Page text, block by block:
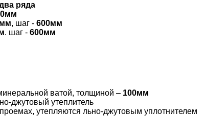
ряда
, шаг - 600мм
. шаг - 600мм
ватой, толщиной – 100мм
джутовый утеплитель
утепляются льно-джутовым уплотнителем